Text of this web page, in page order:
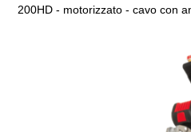
200HD - motorizzato - cavo con